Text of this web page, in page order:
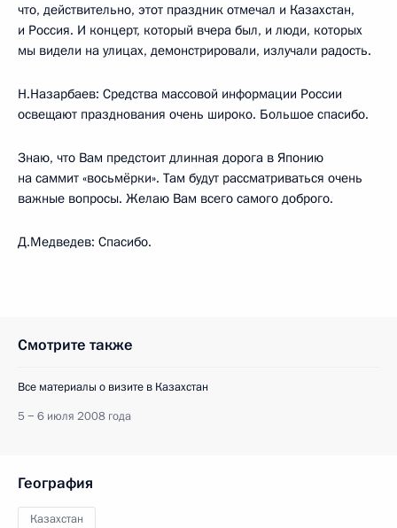
что, действительно, этот праздник отмечал и Казахстан,
и Россия. И концерт, который вчера был, и люди, которых
мы видели на улицах, демонстрировали, излучали радость.
Н.Назарбаев: Средства массовой информации России
освещают празднования очень широко. Большое спасибо.
Знаю, что Вам предстоит длинная дорога в Японию
на саммит «восьмёрки». Там будут рассматриваться очень
важные вопросы. Желаю Вам всего самого доброго.
Д.Медведев: Спасибо.
Смотрите также
Все материалы о визите в Казахстан
5 − 6 июля 2008 года
География
Казахстан